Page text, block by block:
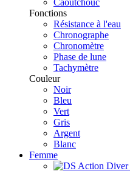
Caoutchouc
Fonctions
Résistance à l'eau
Chronographe
Chronomètre
Phase de lune
Tachymètre
Couleur
Noir
Bleu
Vert
Gris
Argent
Blanc
Femme